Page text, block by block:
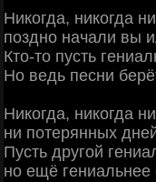
Никогда, никогда
поздно начали вы
Кто-то пусть
Но ведь песни
Никогда, никогда
ни потерянных
Пусть другой
но ещё